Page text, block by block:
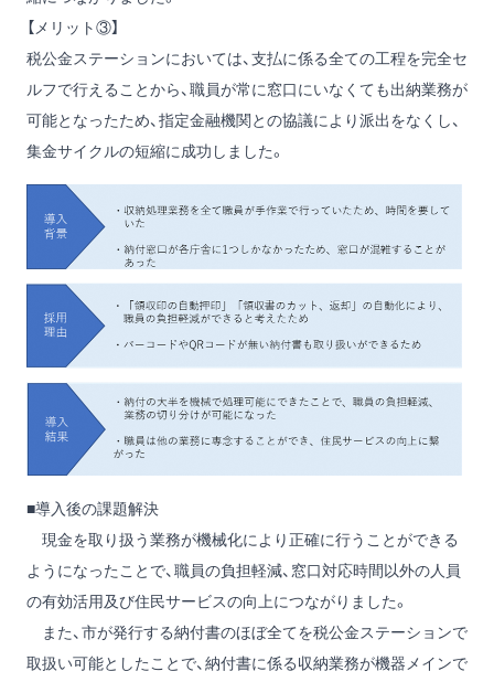
【メリット③】
税公金ステーションにおいては、支払に係る全ての工程を完全セ
ルフで行えることから、職員が常に窓口にいなくても出納業務が
可能となったため、指定金融機関との協議により派出をなくし、
集金サイクルの短縮に成功しました。
■導入後の課題解決
現金を取り扱う業務が機械化により正確に行うことができる
ようになったことで、職員の負担軽減、窓口対応時間以外の人員
の有効活用及び住民サービスの向上につながりました。
また、市が発行する納付書のほぼ全てを税公金ステーションで
取扱い可能としたことで、納付書に係る収納業務が機器メインで